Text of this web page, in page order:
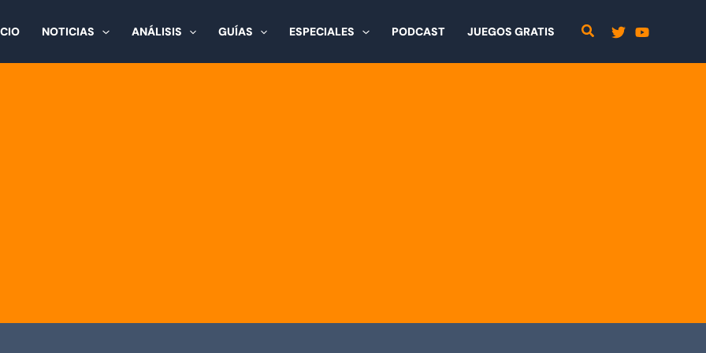
NOTICIAS ANÁLISIS GUÍAS ESPECIALES PODCAST JUEGOS GRATIS